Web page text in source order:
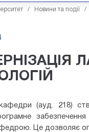
/ Новини та події /
кафедри (ауд. 218)
Це дозволяє